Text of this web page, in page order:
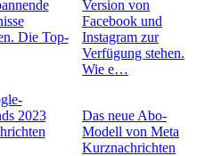
Die Top-
2023
Version von
Facebook und
Instagram zur
Verfügung stehen.
Wie e…
Das neue Abo-
Modell von Meta
Kurznachrichten